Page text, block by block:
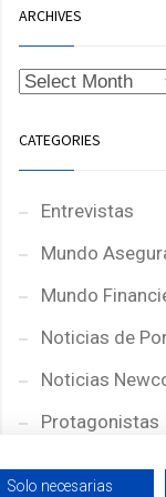
ARCHIVES
CATEGORIES
Entrevistas
Mundo
Mundo
Noticias de
Noticias
Protagonistas
Reportajes
Solo necesarias